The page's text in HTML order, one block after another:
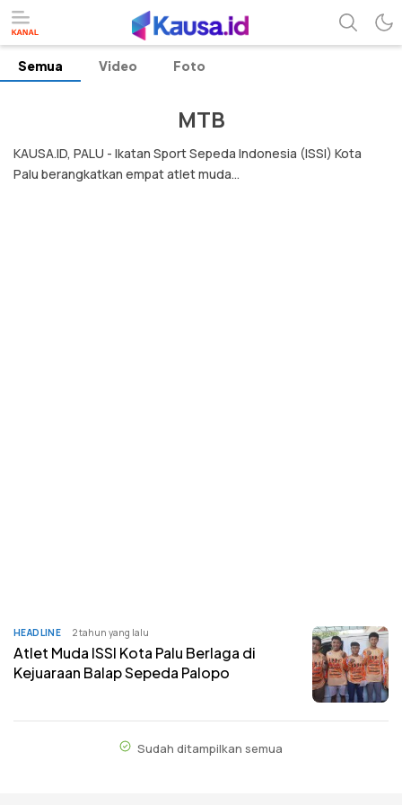
kausa
menuntaskan makna berita
Semua Video Foto
MTB
KAUSA.ID, PALU - Ikatan Sport Sepeda Indonesia (ISSI) Kota
Palu berangkatkan empat atlet muda...
HEADLINE 2 tahun yang lalu
Atlet Muda ISSI Kota Palu Berlaga di
Kejuaraan Balap Sepeda Palopo
Sudah ditampilkan semua